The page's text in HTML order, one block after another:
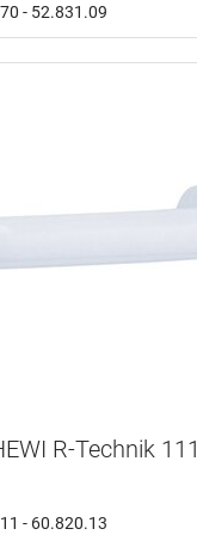
- 52.831.09
R-Technik 111
- 60.820.13